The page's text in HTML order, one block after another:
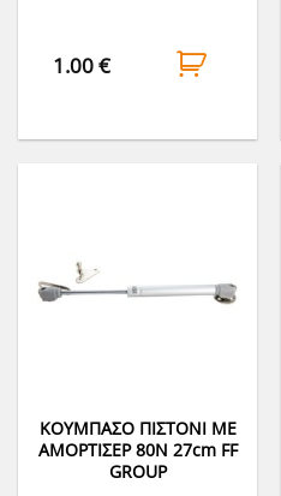
1.00€
ΚΟΥΜΠΑΣΟ ΠΙΣΤΟΝΙ ΜΕ
ΑΜΟΡΤΙΣΕΡ 80Ν 27cm FF
GROUP